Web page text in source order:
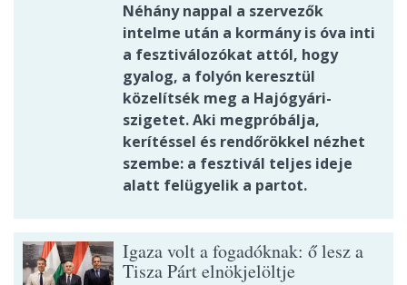
Néhány nappal a szervezők
intelme után a kormány is óva inti
a fesztiválozókat attól, hogy
gyalog, a folyón keresztül
közelítsék meg a Hajógyári-
szigetet. Aki megpróbálja,
kerítéssel és rendőrökkel nézhet
szembe: a fesztivál teljes ideje
alatt felügyelik a partot.
Igaza volt a fogadóknak: ő lesz a
Tisza Párt elnökjelöltje